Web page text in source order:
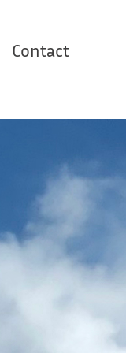
Contact